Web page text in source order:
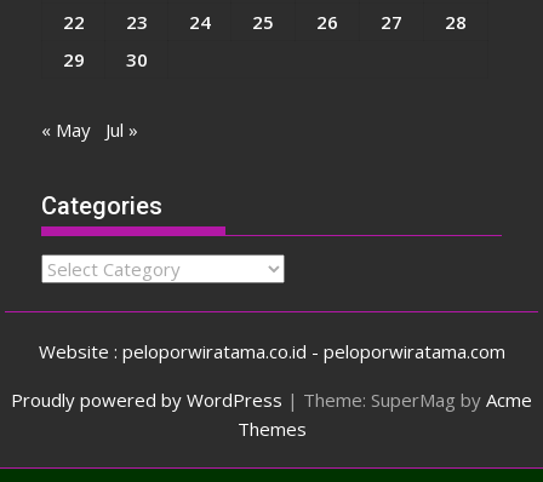
22
23 24 25 26 27
28
29
30
« May Jul »
Categories
Categories
Website : peloporwiratama.co.id - peloporwiratama.com
Proudly powered by WordPress | Theme: SuperMag by Acme
Themes